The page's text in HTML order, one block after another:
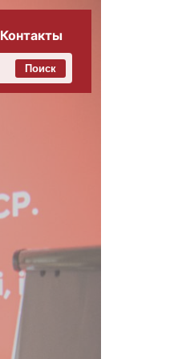
Контакты
Поиск